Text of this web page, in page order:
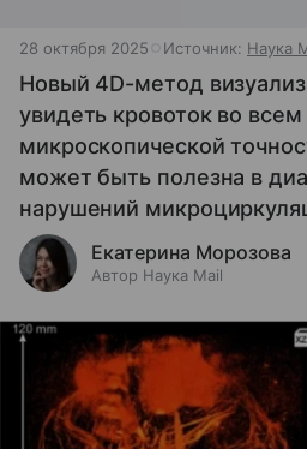
28 октября 2025 Источник: Наука
Новый 4D-метод
увидеть кровоток во всем
микроскопической
может быть полезна в
нарушений
Екатерина Морозова
Автор Наука Mail